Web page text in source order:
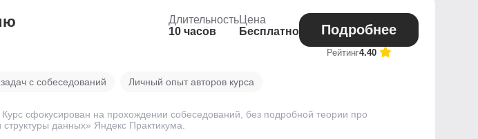
Длительность
10 часов
Цена
Бесплатно
Подробнее
Рейтинг4.40
с собеседований Личный опыт авторов курса
сфокусирован на прохождении собеседований, без подробной теории про
данных»‎ Яндекс Практикума.